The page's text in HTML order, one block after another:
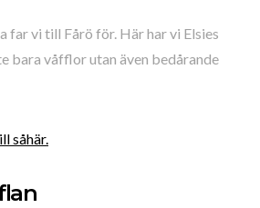
far vi till Fårö för. Här har vi Elsies
bara våfflor utan även bedårande
såhär.